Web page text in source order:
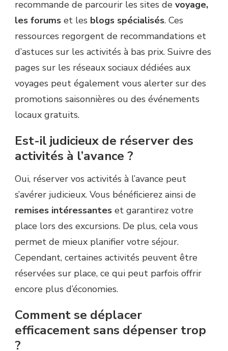
recommande de parcourir les sites de voyage,
les forums et les blogs spécialisés. Ces
ressources regorgent de recommandations et
d’astuces sur les activités à bas prix. Suivre des
pages sur les réseaux sociaux dédiées aux
voyages peut également vous alerter sur des
promotions saisonnières ou des événements
locaux gratuits.
Est-il judicieux de réserver des
activités à l’avance ?
Oui, réserver vos activités à l’avance peut
s’avérer judicieux. Vous bénéficierez ainsi de
remises intéressantes et garantirez votre
place lors des excursions. De plus, cela vous
permet de mieux planifier votre séjour.
Cependant, certaines activités peuvent être
réservées sur place, ce qui peut parfois offrir
encore plus d’économies.
Comment se déplacer
efficacement sans dépenser trop
?